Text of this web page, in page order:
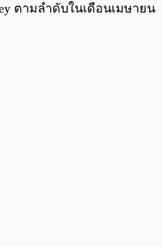
ตามลำดับในเดือนเมษายน